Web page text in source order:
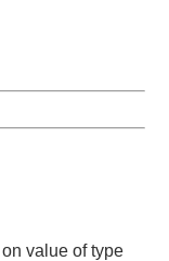
value of type